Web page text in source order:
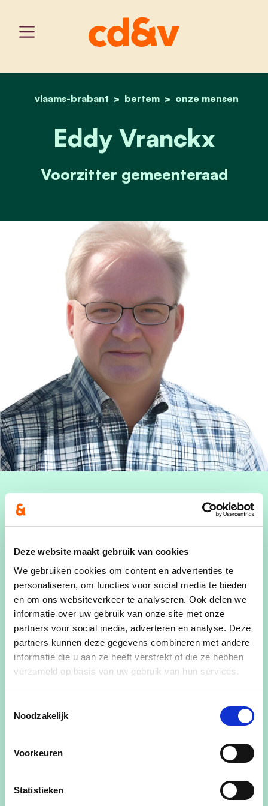
Deze website maakt gebruik van cookies
We gebruiken cookies om content en advertenties te
personaliseren, om functies voor social media te bieden
en om ons websiteverkeer te analyseren. Ook delen we
informatie over uw gebruik van onze site met onze
partners voor social media, adverteren en analyse. Deze
partners kunnen deze gegevens combineren met andere
informatie die u aan ze heeft verstrekt of die ze hebben
verzameld op basis van uw gebruik van hun services.
Noodzakelijk
Voorkeuren
Statistieken
home
vlaams-brabant bertem onze mensen
eddy vranckx
Eddy Vranckx
Voorzitter gemeenteraad
Gemeenteraadslid - voorzitter gemeenteraad
2021-2024.
Ervaring
Sinds 1983 (reeds meer dan 40 jaar!) heb ik mij via
het OCMW politiek ingezet voor de Bertemse
bevolking, waarvan de laatste 6 jaar als OCMW-
voorzitter. De voorbije jaren heb ik samen met het
goed gestructureerde en administratief goed
iedereen toegankelijk en waar iedereen welkom is.
Ik wil een aanspreekpunt en luisterend oor zijn